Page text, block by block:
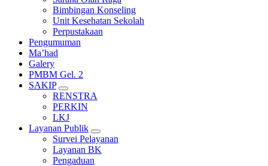
Bimbingan Konseling
Unit Kesehatan Sekolah
Perpustakaan
Pengumuman
Ma’had
Galery
PMBM Gel. 2
SAKIP
RENSTRA
PERKIN
LKJ
Layanan Publik
Survei Pelayanan
Layanan BK
Pengaduan